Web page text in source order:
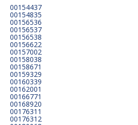
00154437
00154835
00156536
00156537
00156538
00156622
00157002
00158038
00158671
00159329
00160339
00162001
00166771
00168920
00176311
00176312